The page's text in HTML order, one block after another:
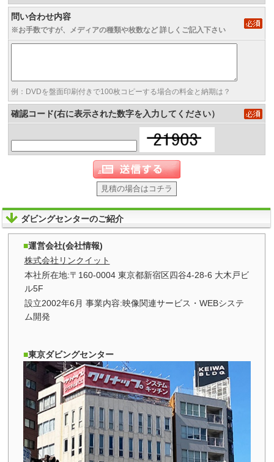
問い合わせ内容
※お手数ですが、メディアの種類や枚数など 詳しくご記入下さい
例：DVDを盤面印刷付きで100枚コピーする場合の料金と納期は？
確認コード(右に表示された数字を入力してください）
見積の場合はコチラ
ダビングセンターのご紹介
運営会社(会社情報)
株式会社リンクイット
本社所在地:〒160-0004 東京都新宿区四谷4-28-6 大木戸ビ
ル5F
設立2002年6月 事業内容:映像関連サービス・WEBシステ
ム開発
東京ダビングセンター